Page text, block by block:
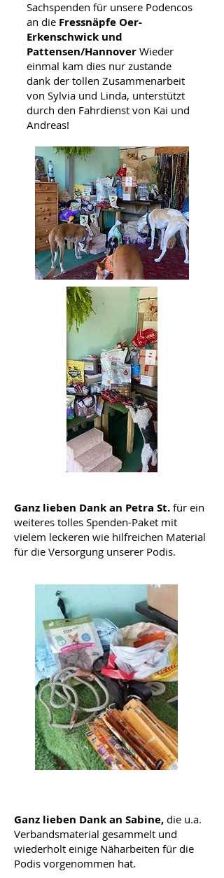
Sachspenden für unsere Podencos
an die Fressnäpfe Oer-
Erkenschwick und
Pattensen/Hannover Wieder
einmal kam dies nur zustande
dank der tollen Zusammenarbeit
von Sylvia und Linda, unterstützt
durch den Fahrdienst von Kai und
Andreas!
Ganz lieben Dank an Petra St. für ein
weiteres tolles Spenden-Paket mit
vielem leckeren wie hilfreichen Material
für die Versorgung unserer Podis.
Ganz lieben Dank an Sabine, die u.a.
Verbandsmaterial gesammelt und
wiederholt einige Näharbeiten für die
Podis vorgenommen hat.